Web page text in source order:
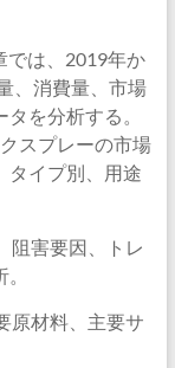
では、2019年か
、消費量、市場
を分析する。
スプレーの市場
タイプ別、用途
阻害要因、トレ
原材料、主要サ